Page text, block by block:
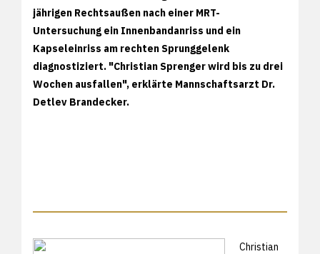
jährigen Rechtsaußen nach einer MRT-
Untersuchung ein Innenbandanriss und ein
Kapseleinriss am rechten Sprunggelenk
diagnostiziert. "Christian Sprenger wird bis zu drei
Wochen ausfallen", erklärte Mannschaftsarzt Dr.
Detlev Brandecker.
Christian